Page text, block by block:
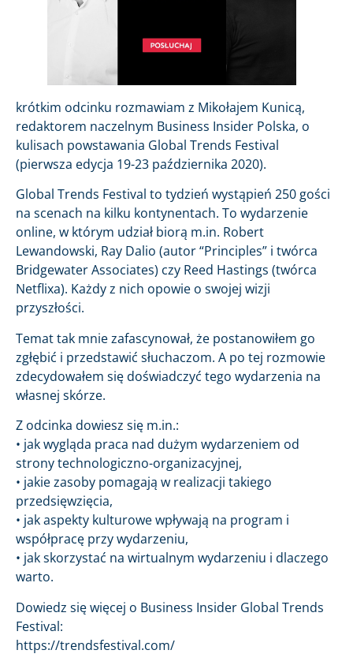
krótkim odcinku rozmawiam z Mikołajem Kunicą,
redaktorem naczelnym Business Insider Polska, o
kulisach powstawania Global Trends Festival
(pierwsza edycja 19-23 października 2020).
Global Trends Festival to tydzień wystąpień 250 gości
na scenach na kilku kontynentach. To wydarzenie
online, w którym udział biorą m.in. Robert
Lewandowski, Ray Dalio (autor “Principles” i twórca
Bridgewater Associates) czy Reed Hastings (twórca
Netflixa). Każdy z nich opowie o swojej wizji
przyszłości.
Temat tak mnie zafascynował, że postanowiłem go
zgłębić i przedstawić słuchaczom. A po tej rozmowie
zdecydowałem się doświadczyć tego wydarzenia na
własnej skórze.
Z odcinka dowiesz się m.in.:
• jak wygląda praca nad dużym wydarzeniem od
strony technologiczno-organizacyjnej,
• jakie zasoby pomagają w realizacji takiego
przedsięwzięcia,
• jak aspekty kulturowe wpływają na program i
współpracę przy wydarzeniu,
• jak skorzystać na wirtualnym wydarzeniu i dlaczego
warto.
Dowiedz się więcej o Business Insider Global Trends
Festival:
https://trendsfestival.com/